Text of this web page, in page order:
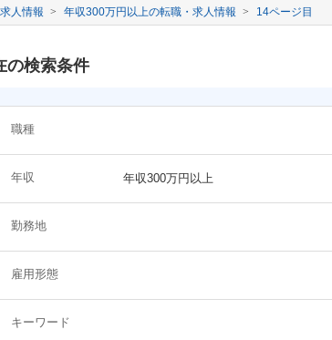
求人情報 年収300万円以上の転職・求人情報 14ページ目
の検索条件
職種
ゲームシナリオライター サウ
ン・モバイル系）
・組み込
ネットワーク・サーバ設計・構築 ネッ
ティブ
年収 年収300万円以上
勤務地
雇用形態
キーワード
ャンルに関するキーワード
エンタメ